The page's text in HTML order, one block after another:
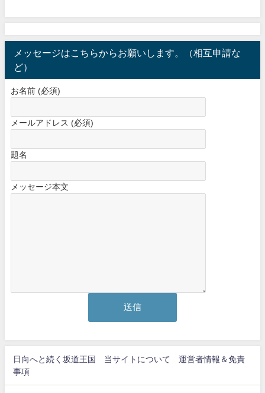
メッセージはこちらからお願いします。（相互申請な
ど）
お名前 (必須)
メールアドレス (必須)
題名
メッセージ本文
日向へと続く坂道王国 当サイトについて 運営者情報＆免責
事項